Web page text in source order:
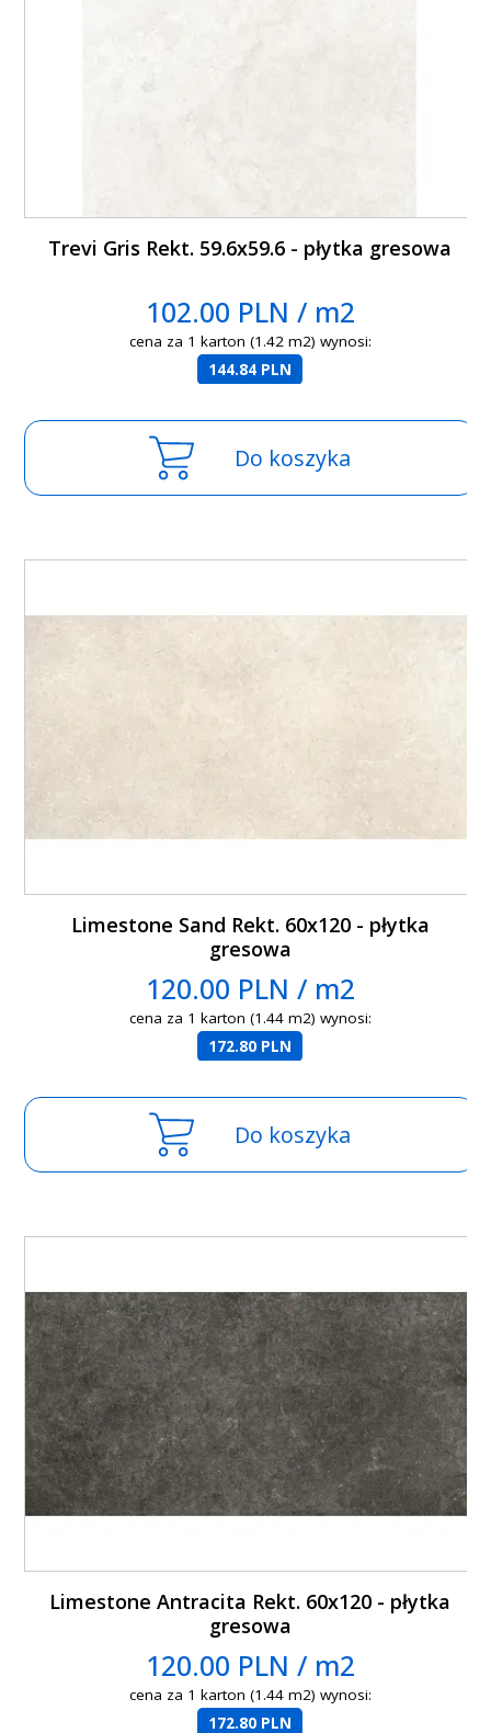
Trevi Gris Rekt. 59.6x59.6 - płytka gresowa
102.00 PLN / m2
cena za 1 karton (1.42 m2) wynosi:
144.84 PLN
Do koszyka
Limestone Sand Rekt. 60x120 - płytka
gresowa
120.00 PLN / m2
cena za 1 karton (1.44 m2) wynosi:
172.80 PLN
Do koszyka
Limestone Antracita Rekt. 60x120 - płytka
gresowa
120.00 PLN / m2
cena za 1 karton (1.44 m2) wynosi:
172.80 PLN